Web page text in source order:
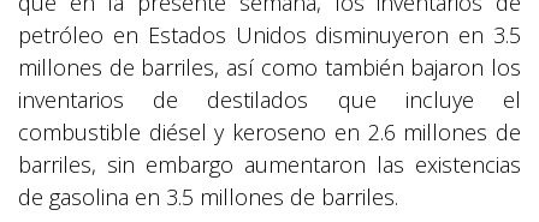
petróleo en Estados Unidos disminuyeron en 3.5
millones de barriles, así como también bajaron los
inventarios de destilados que incluye el
combustible diésel y keroseno en 2.6 millones de
barriles, sin embargo aumentaron las existencias
de gasolina en 3.5 millones de barriles.